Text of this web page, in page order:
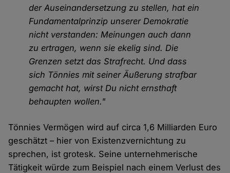
der Auseinandersetzung zu stellen, hat ein
Fundamentalprinzip unserer Demokratie
nicht verstanden: Meinungen auch dann
zu ertragen, wenn sie ekelig sind. Die
Grenzen setzt das Strafrecht. Und dass
sich Tönnies mit seiner Äußerung strafbar
gemacht hat, wirst Du nicht ernsthaft
behaupten wollen."
Tönnies Vermögen wird auf circa 1,6 Milliarden Euro
geschätzt – hier von Existenzvernichtung zu
sprechen, ist grotesk. Seine unternehmerische
Tätigkeit würde zum Beispiel nach einem Verlust des